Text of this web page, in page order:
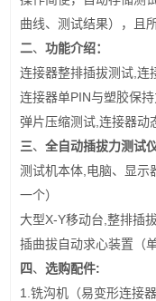
曲线、测试结果），且
二、功能介绍：
连接器整排插拔测试 ,连
连接器单PIN与塑胶保
弹片压缩测试 ,连接器动
三、全自动插拔力测试
测试机本体 电脑、显示
一个）
大型X-Y移动台 ,整排插
插曲拔自动求心装置（
四 、选购配件:
1.铣沟机（易变形连接器